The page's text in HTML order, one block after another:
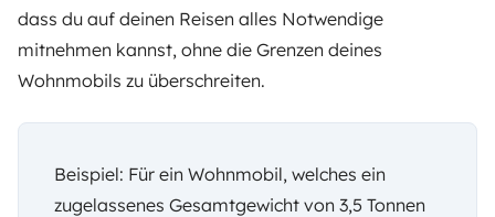
dass du auf deinen Reisen alles Notwendige
mitnehmen kannst, ohne die Grenzen deines
Wohnmobils zu überschreiten.
Beispiel: Für ein Wohnmobil, welches ein
zugelassenes Gesamtgewicht von 3,5 Tonnen